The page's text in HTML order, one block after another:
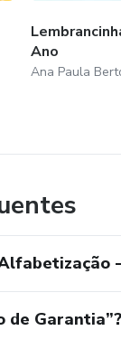
Ano
Ana Paula
de Garantia”?